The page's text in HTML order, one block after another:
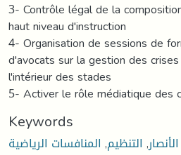
3- Contrôle légal de la
haut niveau d'instruction
4- Organisation de sessions de
d'avocats sur la gestion des
l'intérieur des stades
5- Activer le rôle médiatique des
Keywords
, التنظيم, المنافسات الرياضية